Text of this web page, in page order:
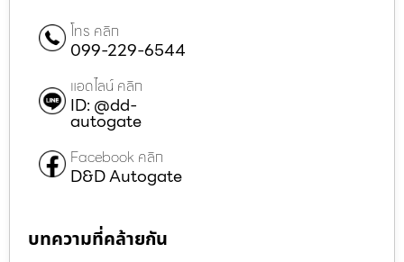
โทร คลิก
099-229-6544
แอดไลน์ คลิก
ID: @dd-
autogate
Facebook คลิก
D&D Autogate
บทความที่คล้ายกัน